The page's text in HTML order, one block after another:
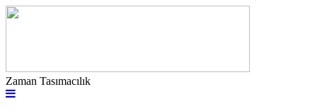
Zaman Tasımacılık